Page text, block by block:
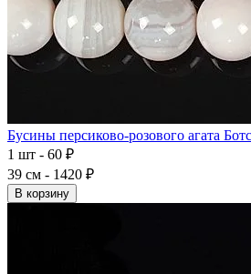
Бусины персиково-розового агата
1 шт - 60 ₽
39 см - 1420 ₽
В корзину